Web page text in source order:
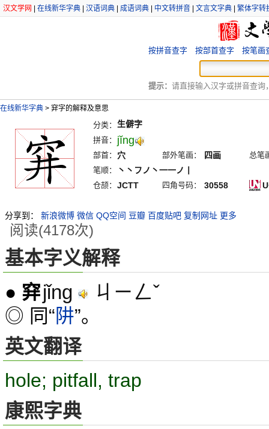
汉文学网 在线新华字典 汉语词典 成语词典 中文转拼音 文言文字典 繁体字转
按拼音查字 按部首查字 按笔画
提示： 请直接输入汉字或拼音查询
在线新华字典 > 穽字的解释及意思
分类： 生僻字
拼音： jĭng
部首： 穴 部外笔画： 四画
总笔
笔顺：
丶丶フノ丶一一ノ丨
仓颉： JCTT 四角号码： 30558
分享到： 新浪微博 微信 QQ空间 豆瓣 百度贴吧 复制网址 更多
阅读(4178次)
基本字义解释
● 穽jǐng ㄐㄧㄥˇ
◎ 同“阱”。
英文翻译
hole; pitfall, trap
康熙字典